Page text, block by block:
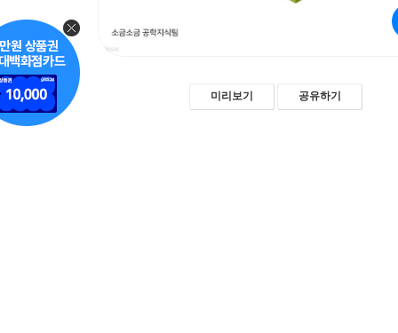
미리보기 공유하기